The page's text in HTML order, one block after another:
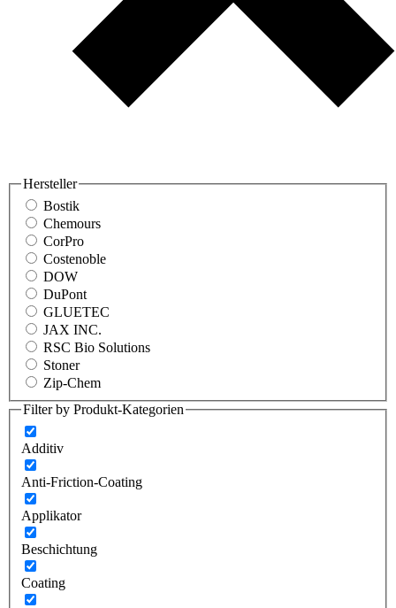
Hersteller
Bostik
Chemours
CorPro
Costenoble
DOW
DuPont
GLUETEC
JAX INC.
RSC Bio Solutions
Stoner
Zip-Chem
Filter by Produkt-Kategorien
Additiv
Anti-Friction-Coating
Applikator
Beschichtung
Coating